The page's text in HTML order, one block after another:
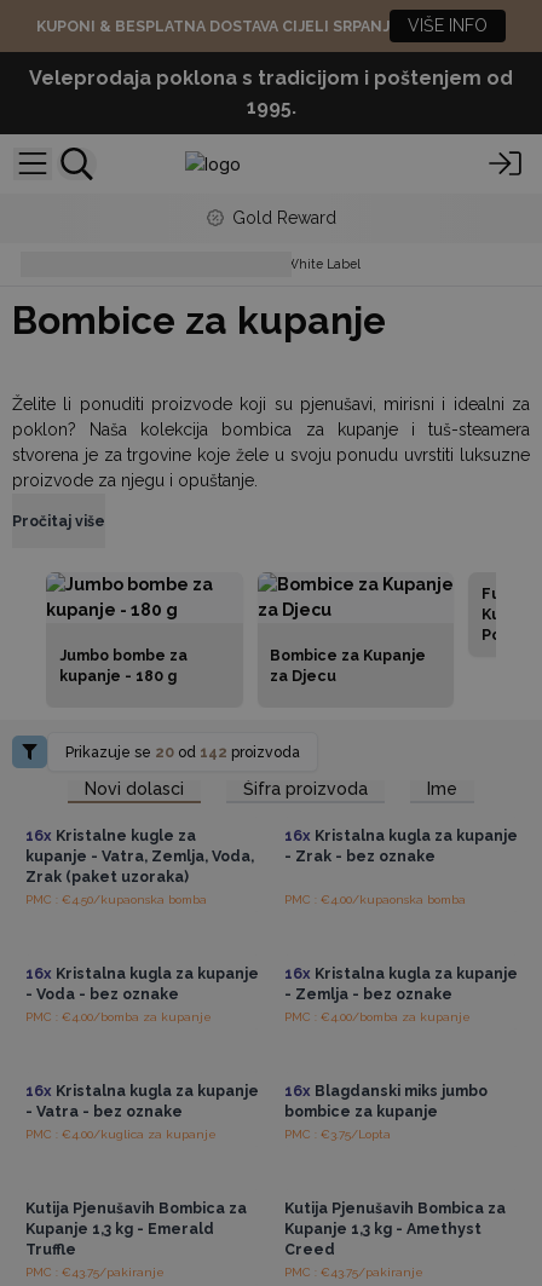
KUPONI & BESPLATNA DOSTAVA CIJELI SRPANJ VIŠE INFO
Veleprodaja poklona s tradicijom i poštenjem od
1995.
Gold Reward
Bath Bombs - White Label
Bombice za kupanje
Želite li ponuditi proizvode koji su pjenušavi, mirisni i idealni za
poklon? Naša kolekcija bombica za kupanje i tuš-steamera
stvorena je za trgovine koje žele u svoju ponudu uvrstiti luksuzne
proizvode za njegu i opuštanje.
Pročitaj više
Jumbo bombe za
kupanje - 180 g
Bombice za Kupanje
za Djecu
Funky
Prikazuje se 20 od 142 proizvoda
Novi dolasci Šifra proizvoda Ime
Pristup veleprodajnim
cijenama
16x Kristalne kugle za
kupanje - Vatra, Zemlja, Voda,
Zrak (paket uzoraka)
PMC : €4.50/kupaonska bomba
Pristup veleprodajnim
cijenama
16x Kristalna kugla za kupanje
- Zrak - bez oznake
PMC : €4.00/kupaonska bomba
16x Kristalna kugla za kupanje
- Voda - bez oznake
PMC : €4.00/bomba za kupanje
16x Kristalna kugla za kupanje
- Zemlja - bez oznake
PMC : €4.00/bomba za kupanje
16x Kristalna kugla za kupanje
- Vatra - bez oznake
PMC : €4.00/kuglica za kupanje
16x Blagdanski miks jumbo
bombice za kupanje
PMC : €3.75/Lopta
Kutija Pjenušavih Bombica za
Kupanje 1,3 kg - Emerald
Truffle
PMC : €43.75/pakiranje
Kutija Pjenušavih Bombica za
Kupanje 1,3 kg - Amethyst
Creed
PMC : €43.75/pakiranje